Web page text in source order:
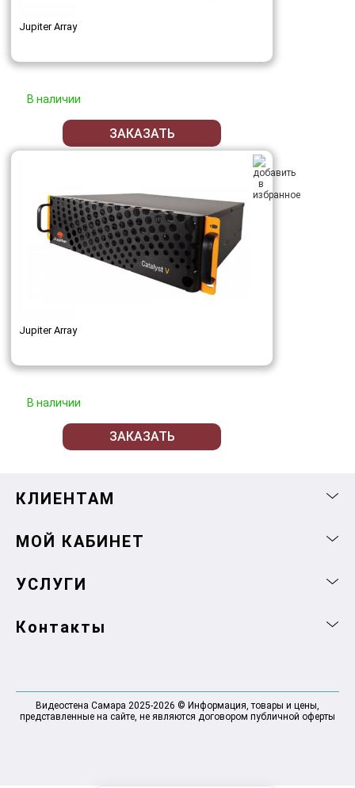
Jupiter Array
В наличии
ЗАКАЗАТЬ
Jupiter Array
В наличии
ЗАКАЗАТЬ
КЛИЕНТАМ
МОЙ КАБИНЕТ
УСЛУГИ
Контакты
Видеостена Самара 2025-2026 © Информация, товары и цены,
представленные на сайте, не являются договором публичной оферты